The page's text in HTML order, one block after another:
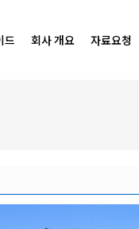
드 회사 개요 자료요청